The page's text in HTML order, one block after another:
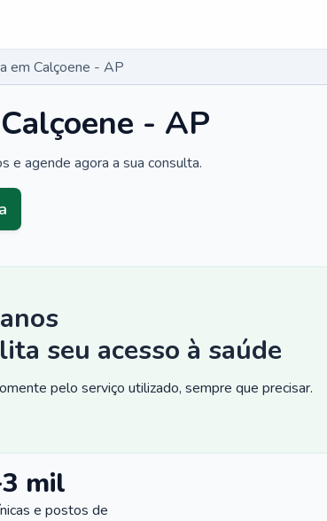
em Calçoene - AP
- AP
e agende agora a sua consulta.
seu acesso à saúde
pelo serviço utilizado, sempre que precisar.
mil
e postos de